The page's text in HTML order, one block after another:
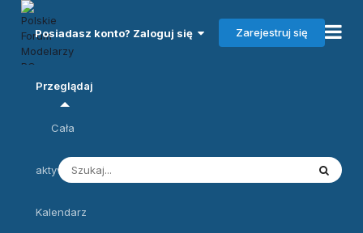
Posiadasz konto? Zaloguj się Zarejestruj się
Przeglądaj
Cała
aktywność
Kalendarz